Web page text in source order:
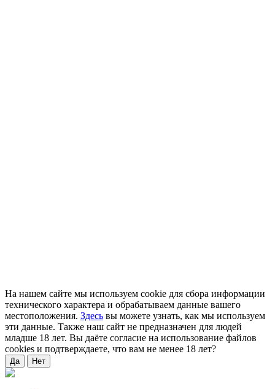
На нашем сайте мы используем cookie для сбора информации
технического характера и обрабатываем данные вашего
местоположения. Здесь вы можете узнать, как мы используем
эти данные. Также наш сайт не предназначен для людей
младше 18 лет. Вы даёте согласие на использование файлов
cookies и подтверждаете, что вам не менее 18 лет?
Да Нет